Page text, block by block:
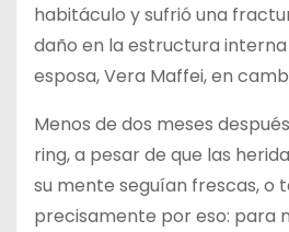
habitáculo y sufrió una
daño en la estructura interna
esposa, Vera Maffei, en
Menos de dos meses
ring, a pesar de que las
su mente seguían frescas, o
precisamente por eso: para